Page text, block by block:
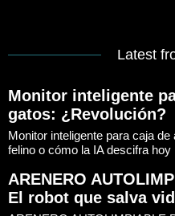
Latest
Monitor inteligente
gatos: ¿Revolución?
Monitor inteligente para caja
felino o cómo la IA descifra
ARENERO
El robot que salva